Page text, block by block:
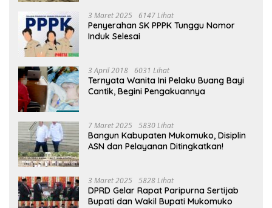
3 Maret 2025 6147 Lihat
Penyerahan SK PPPK Tunggu Nomor
Induk Selesai
3 April 2018 6031 Lihat
Ternyata Wanita Ini Pelaku Buang Bayi
Cantik, Begini Pengakuannya
7 Maret 2025 5830 Lihat
Bangun Kabupaten Mukomuko, Disiplin
ASN dan Pelayanan Ditingkatkan!
3 Maret 2025 5828 Lihat
DPRD Gelar Rapat Paripurna Sertijab
Bupati dan Wakil Bupati Mukomuko